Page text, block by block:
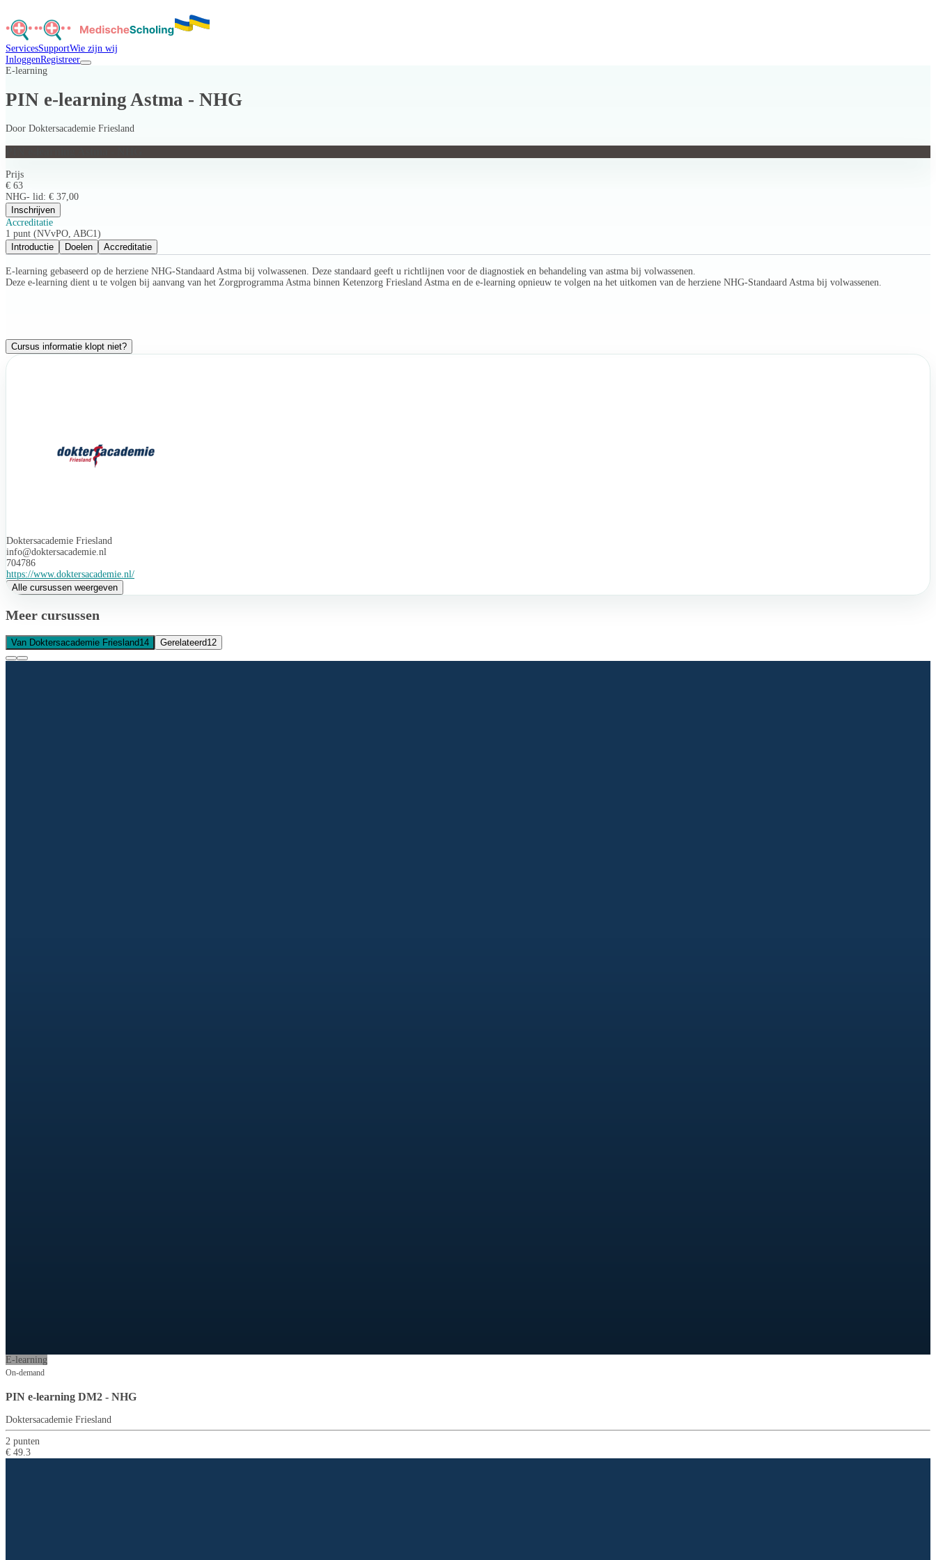
ServicesSupportWie zijn wij
InloggenRegistreer
E-learning
PIN e-learning Astma - NHG
Door Doktersacademie Friesland
Prijs
€ 63
NHG- lid: € 37,00
Inschrijven
Accreditatie
1 punt (NVvPO, ABC1)
Introductie
Doelen Accreditatie
E-learning gebaseerd op de herziene NHG-Standaard Astma bij volwassenen. Deze standaard geeft u richtlijnen voor de diagnostiek en behandeling van astma bij volwassenen.
Deze e-learning dient u te volgen bij aanvang van het Zorgprogramma Astma binnen Ketenzorg Friesland Astma en de e-learning opnieuw te volgen na het uitkomen van de herziene NHG-Standaard Astma bij volwassenen.
Cursus informatie klopt niet?
Doktersacademie Friesland
info@doktersacademie.nl
704786
https://www.doktersacademie.nl/
Alle cursussen weergeven
Meer cursussen
Van Doktersacademie Friesland14 Gerelateerd12
E-learning
On-demand
PIN e-learning DM2 - NHG
Doktersacademie Friesland
2 punten
€ 49.3